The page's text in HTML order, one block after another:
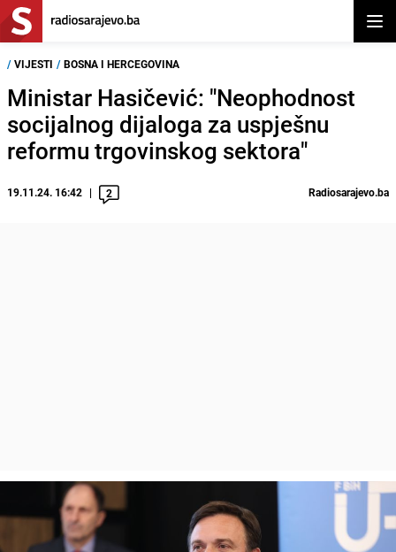
/ VIJESTI / BOSNA I HERCEGOVINA
Ministar Hasičević: "Neophodnost
socijalnog dijaloga za uspješnu
reformu trgovinskog sektora"
19.11.24. 16:42 2 Radiosarajevo.ba